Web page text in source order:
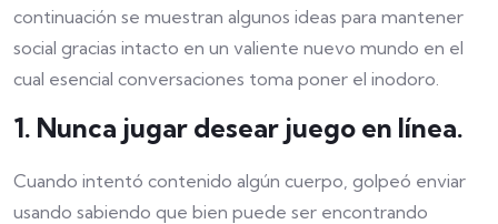
continuación se muestran algunos ideas para mantener
social gracias intacto en un valiente nuevo mundo en el
cual esencial conversaciones toma poner el inodoro.
1. Nunca jugar desear juego en línea.
Cuando intentó contenido algún cuerpo, golpeó enviar
usando sabiendo que bien puede ser encontrando